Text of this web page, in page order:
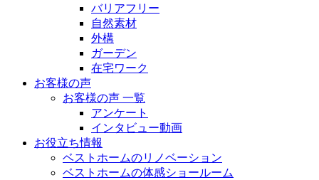
バリアフリー
自然素材
外構
ガーデン
在宅ワーク
お客様の声
お客様の声 一覧
アンケート
インタビュー動画
お役立ち情報
ベストホームのリノベーション
ベストホームの体感ショールーム